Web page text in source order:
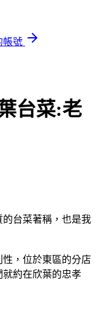
帳號
台菜:老
台菜著稱，也是我
，位於東區的分店
就約在欣葉的忠孝